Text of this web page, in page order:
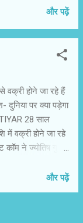
सूर्यदेव को सिंह
कृष्णं वन्दे
है, कृष्ण वासुदेव के
को आनन्द देने वाले
के नाम का अर्थ
और पढ़ें
वक्री होने जा रहे हैं
दुनिया पर क्या पड़ेगा
28 साल
में वक्री होने जा रहे
ने ज्योतिष गुरु
परिवर्तन होते है।
दाता एवं
प्रभाव पड़
और पढ़ें